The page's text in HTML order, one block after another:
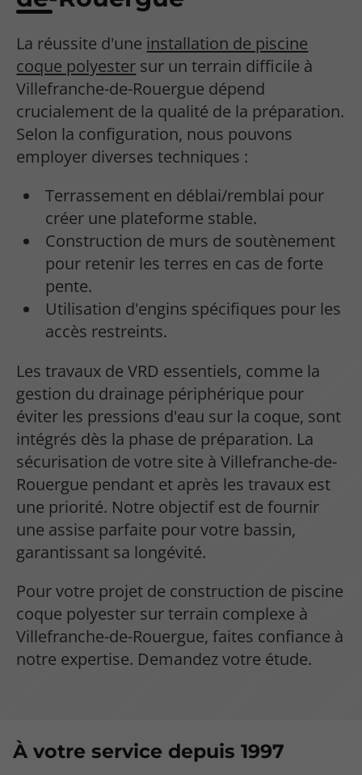
La réussite d'une installation de piscine
coque polyester sur un terrain difficile à
Villefranche-de-Rouergue dépend
crucialement de la qualité de la préparation.
Selon la configuration, nous pouvons
employer diverses techniques :
Terrassement en déblai/remblai pour
créer une plateforme stable.
Construction de murs de soutènement
pour retenir les terres en cas de forte
pente.
Utilisation d'engins spécifiques pour les
accès restreints.
Les travaux de VRD essentiels, comme la
gestion du drainage périphérique pour
éviter les pressions d'eau sur la coque, sont
intégrés dès la phase de préparation. La
sécurisation de votre site à Villefranche-de-
Rouergue pendant et après les travaux est
une priorité. Notre objectif est de fournir
une assise parfaite pour votre bassin,
garantissant sa longévité.
Pour votre projet de construction de piscine
coque polyester sur terrain complexe à
Villefranche-de-Rouergue, faites confiance à
notre expertise. Demandez votre étude.
À votre service depuis 1997